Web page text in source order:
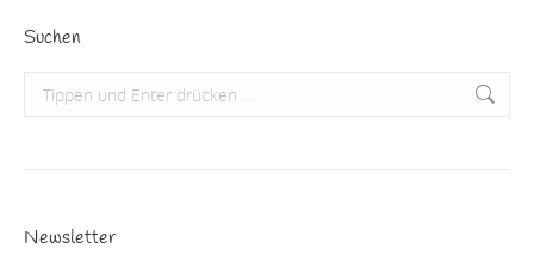
Suchen
Search:
Newsletter